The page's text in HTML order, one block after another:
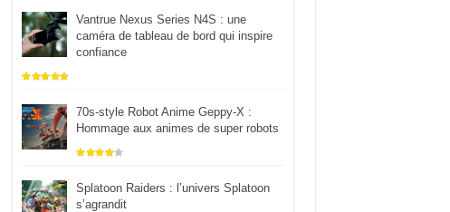
Vantrue Nexus Series N4S : une
caméra de tableau de bord qui inspire
confiance
70s-style Robot Anime Geppy-X :
Hommage aux animes de super robots
Splatoon Raiders : l’univers Splatoon
s’agrandit